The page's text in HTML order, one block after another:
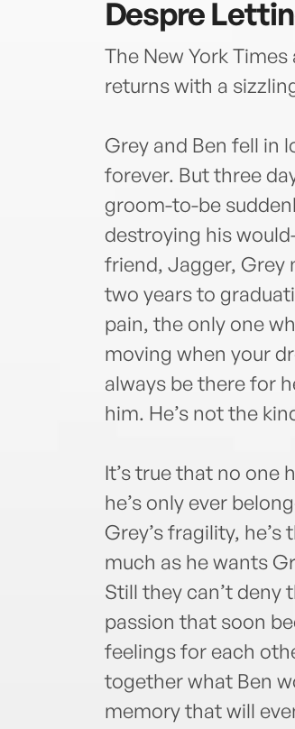
Despre
The New York
returns with a
Grey and Ben fell in
forever. But three
groom-to-be
destroying his
friend, Jagger, Grey
two years to
pain, the only one
moving when your
always be there for
him. He’s not the
It’s true that no one
he’s only ever
Grey’s fragility,
much as he wants
Still they can’t
passion that soon
feelings for each
together what Ben
memory that will